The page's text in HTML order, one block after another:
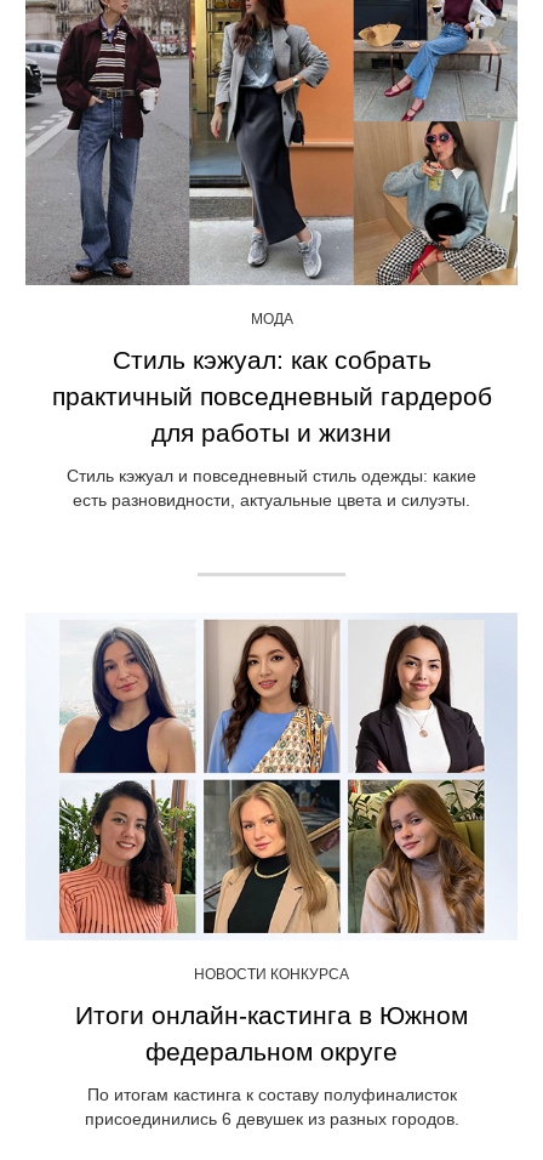
МОДА
Стиль кэжуал: как собрать
практичный повседневный гардероб
для работы и жизни
Стиль кэжуал и повседневный стиль одежды: какие
есть разновидности, актуальные цвета и силуэты.
НОВОСТИ КОНКУРСА
Итоги онлайн-кастинга в Южном
федеральном округе
По итогам кастинга к составу полуфиналисток
присоединились 6 девушек из разных городов.